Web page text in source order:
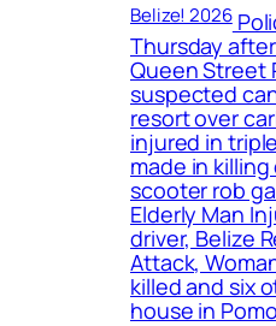
Belize! 2026
Thursday
Queen Street
suspected
resort over
injured in
made in
scooter rob
Elderly Man
driver, Belize
Attack,
killed and six
house in